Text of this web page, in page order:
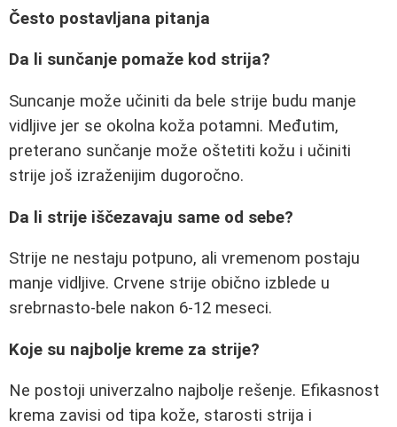
Često postavljana pitanja
Da li sunčanje pomaže kod strija?
Suncanje može učiniti da bele strije budu manje
vidljive jer se okolna koža potamni. Međutim,
preterano sunčanje može oštetiti kožu i učiniti
strije još izraženijim dugoročno.
Da li strije iščezavaju same od sebe?
Strije ne nestaju potpuno, ali vremenom postaju
manje vidljive. Crvene strije obično izblede u
srebrnasto-bele nakon 6-12 meseci.
Koje su najbolje kreme za strije?
Ne postoji univerzalno najbolje rešenje. Efikasnost
krema zavisi od tipa kože, starosti strija i